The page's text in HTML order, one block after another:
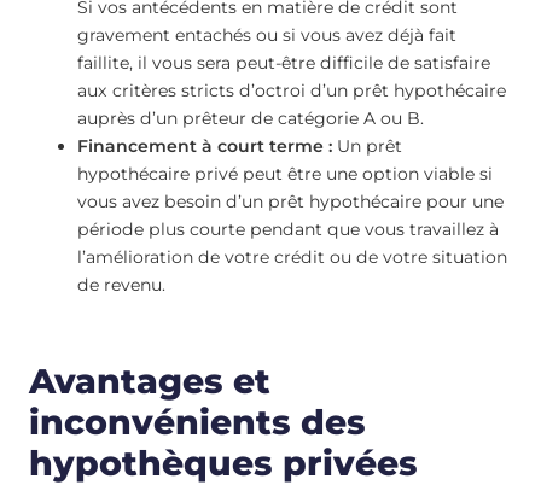
Si vos antécédents en matière de crédit sont
gravement entachés ou si vous avez déjà fait
faillite, il vous sera peut-être difficile de satisfaire
aux critères stricts d’octroi d’un prêt hypothécaire
auprès d’un prêteur de catégorie A ou B.
Financement à court terme : Un prêt
hypothécaire privé peut être une option viable si
vous avez besoin d’un prêt hypothécaire pour une
période plus courte pendant que vous travaillez à
l’amélioration de votre crédit ou de votre situation
de revenu.
Avantages et
inconvénients des
hypothèques privées